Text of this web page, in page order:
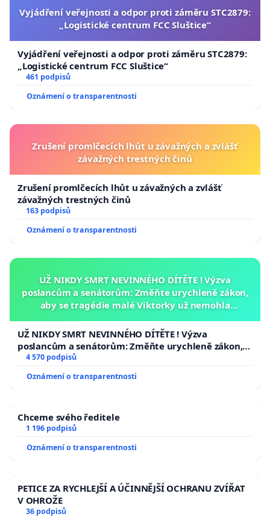
Vyjádření veřejnosti a odpor proti záměru STC2879:
„Logistické centrum FCC Sluštice“
Vyjádření veřejnosti a odpor proti záměru STC2879:
„Logistické centrum FCC Sluštice“
461 podpisů
Oznámení o transparentnosti
Zrušení promlčecích lhůt u závažných a zvlášť
závažných trestných činů
Zrušení promlčecích lhůt u závažných a zvlášť
závažných trestných činů
163 podpisů
Oznámení o transparentnosti
UŽ NIKDY SMRT NEVINNÉHO DÍTĚTE ! Výzva
poslancům a senátorům: Změňte urychleně zákon,
aby se tragédie malé Viktorky už nemohla
UŽ NIKDY SMRT NEVINNÉHO DÍTĚTE ! Výzva
poslancům a senátorům: Změňte urychleně zákon,
aby se tragédie malé Viktorky už nemohla opakovat!
4 570 podpisů
Oznámení o transparentnosti
Chceme svého ředitele
1 196 podpisů
Oznámení o transparentnosti
PETICE ZA RYCHLEJŠÍ A ÚČINNĚJŠÍ OCHRANU ZVÍŘAT
V OHROŽE
36 podpisů